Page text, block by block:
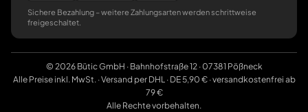
Sichere Bezahlung – weitere Zahlungsarten werden schrittweise
freigeschaltet.
© 2026 Bütic GmbH · Bahnhofstraße 12 · 07381 Pößneck
Alle Preise inkl. MwSt. · Versand per DHL · DE 5,90 € · versandkostenfrei ab
79 €
Alle Rechte vorbehalten.